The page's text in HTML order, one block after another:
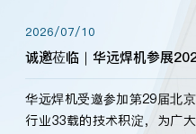
标准，持之以恒研发新产品
海内外客户为目睹公司发布
2026/07/10
诚邀莅临｜华远焊机参展
华远焊机受邀参加第29届北
行业33载的技术积淀，为广